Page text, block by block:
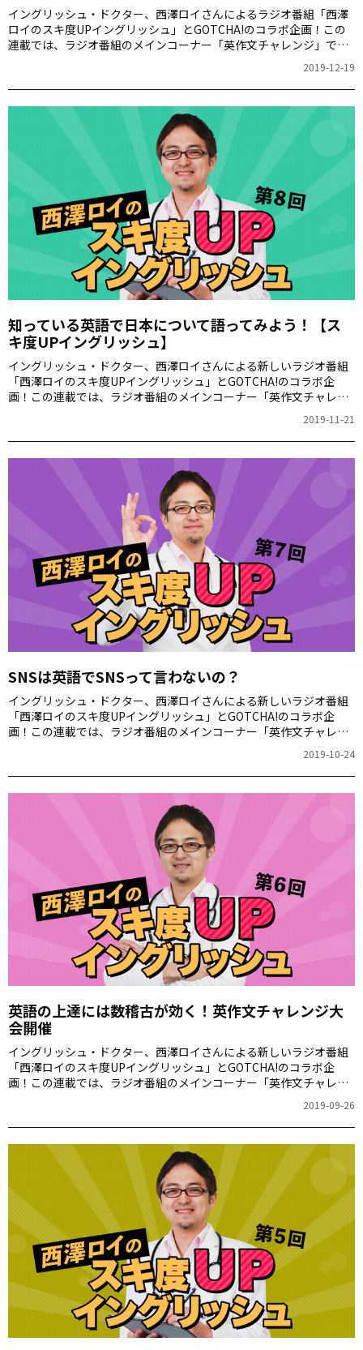
イングリッシュ・ドクター、西澤ロイさんによるラジオ番組「西澤
ロイのスキ度UPイングリッシュ」とGOTCHA!のコラボ企画！この
連載では、ラジオ番組のメインコーナー「英作文チャレンジ」で、
介します。 「スキ度UPイングリッシュ」ってどんな番組？ 西澤ロ
イです。「スキ度UPイングリッシュ」は、英語を「スキルアップ」
したいなら、その前に「スキ度（好きな度合い）をUPさせよう」、
つまり、英語を好きになれば自然と英語は上達していくがコンセプ
トのラジオ番組です。番組のメインコーナー「英作文チャレンジ」
では毎回お題を変えて、リスナーの方か…
2019-12-19
知っている英語で日本について語ってみよう！【ス
キ度UPイングリッシュ】
イングリッシュ・ドクター、西澤ロイさんによる新しいラジオ番組
「西澤ロイのスキ度UPイングリッシュ」とGOTCHA!のコラボ企
画！この連載では、ラジオ番組のメインコーナー「英作文チャレン
2019-11-21
SNSは英語でSNSって言わないの？
イングリッシュ・ドクター、西澤ロイさんによる新しいラジオ番組
「西澤ロイのスキ度UPイングリッシュ」とGOTCHA!のコラボ企
画！この連載では、ラジオ番組のメインコーナー「英作文チャレン
2019-10-24
英語の上達には数稽古が効く！英作文チャレンジ大
会開催
イングリッシュ・ドクター、西澤ロイさんによる新しいラジオ番組
「西澤ロイのスキ度UPイングリッシュ」とGOTCHA!のコラボ企
画！この連載では、ラジオ番組のメインコーナー「英作文チャレン
ジ」で、番組のゲストや一般の方が Twitter で回答した楽しいフレ
2019-09-26